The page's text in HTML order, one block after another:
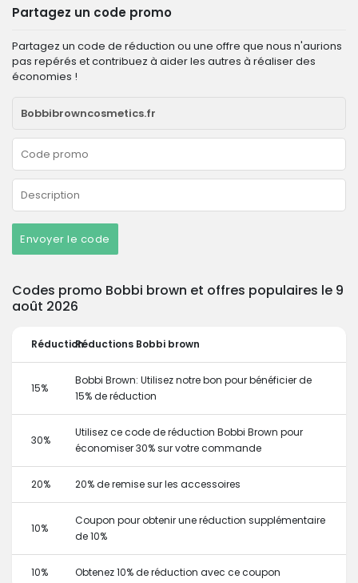
Partagez un code promo
Partagez un code de réduction ou une offre que nous n'aurions
pas repérés et contribuez à aider les autres à réaliser des
économies !
Envoyer le code
Codes promo Bobbi brown et offres populaires le 9
août 2026
RéductionRéductions Bobbi brown
15%
Bobbi Brown: Utilisez notre bon pour bénéficier de
15% de réduction
30%
Utilisez ce code de réduction Bobbi Brown pour
économiser 30% sur votre commande
20% 20% de remise sur les accessoires
10%
Coupon pour obtenir une réduction supplémentaire
de 10%
10% Obtenez 10% de réduction avec ce coupon